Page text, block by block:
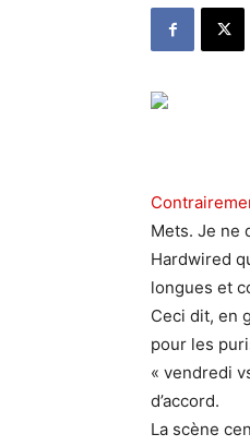
Mets. Je ne
Hardwired
longues et
Ceci dit, en
pour les
« vendredi
d’accord.
La scène